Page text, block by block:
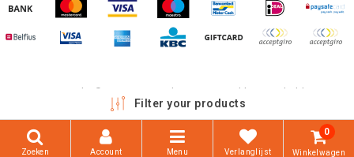
Copyright © 2026 - 4WD Shop | Powered by emarkable
Filter your products
Zoeken Account Menu Verlanglijst
0
Winkelwagen